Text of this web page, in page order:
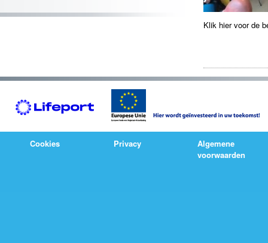
Klik hier voor de
Cookies Privacy
Algemene
voorwaarden